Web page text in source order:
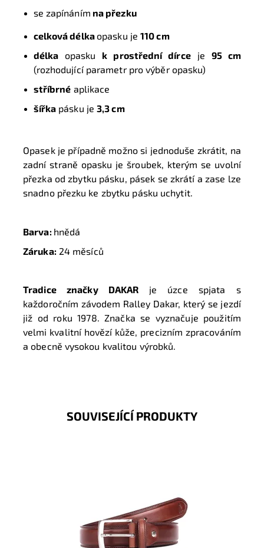
se zapínáním na přezku
celková délkaopasku je 110 cm
délka opasku k prostřední dírceje 95 cm
(rozhodující parametr pro výběr opasku)
stříbrné aplikace
šířka pásku je3,3 cm
Opasek je případně možno si jednoduše zkrátit, na
zadní straně opasku je šroubek, kterým se uvolní
přezka od zbytku pásku, pásek se zkrátí a zase lze
snadno přezku ke zbytku pásku uchytit.
Barva: hnědá
Záruka:24 měsíců
Tradice značky DAKAR
je úzce spjata s
každoročním závodem Ralley Dakar, který se jezdí
již od roku 1978. Značka se vyznačuje použitím
velmi kvalitní hovězí kůže, precizním zpracováním
a obecně vysokou kvalitou výrobků.
SOUVISEJÍCÍ PRODUKTY
16919
DAKAR
2 roky